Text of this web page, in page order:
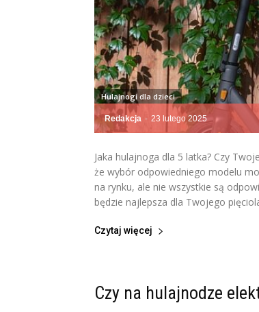
Redakcja - 23 lutego 2025
Hulajnogi dla dzieci
Jaka hulajnoga dla 5 latka? Czy
że wybór odpowiedniego modelu
na rynku, ale nie wszystkie są
będzie najlepsza dla Twojego
Czytaj więcej
Czy na hulajnodze